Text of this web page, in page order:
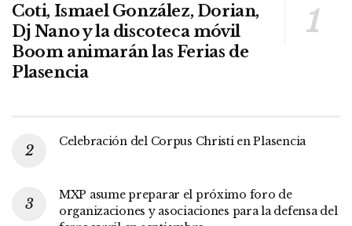
Coti, Ismael González, Dorian,
Dj Nano y la discoteca móvil
Boom animarán las Ferias de
Plasencia
Celebración del Corpus Christi en Plasencia
MXP asume preparar el próximo foro de
organizaciones y asociaciones para la defensa del